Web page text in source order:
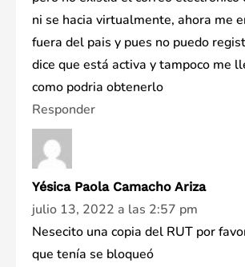
ni se hacia virtualmente, ahora me
fuera del pais y pues no puedo
dice que está activa y tampoco me
como podria obtenerlo
Responder
Yésica Paola Camacho Ariza
julio 13, 2022 a las 2:57 pm
Nesecito una copia del RUT por
que tenía se bloqueó